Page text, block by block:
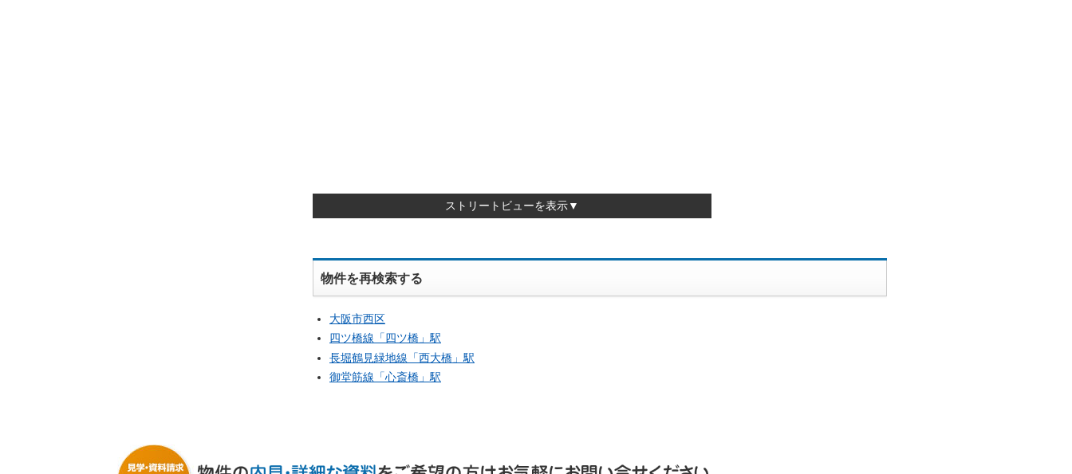
ストリートビューを表示▼
物件を再検索する
大阪市西区
四ツ橋線「四ツ橋 」駅
長堀鶴見緑地線「西大橋 」駅
御堂筋線「心斎橋 」駅